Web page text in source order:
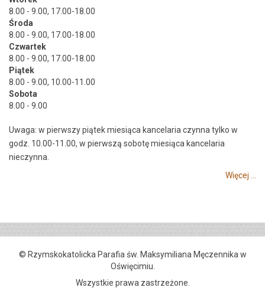
8.00 - 9.00, 17.00-18.00
Środa
8.00 - 9.00, 17.00-18.00
Czwartek
8.00 - 9.00, 17.00-18.00
Piątek
8.00 - 9.00, 10.00-11.00
Sobota
8.00 - 9.00
Uwaga: w pierwszy piątek miesiąca kancelaria czynna tylko w
godz. 10.00-11.00, w pierwszą sobotę miesiąca kancelaria
nieczynna.
Więcej ...
© Rzymskokatolicka Parafia św. Maksymiliana Męczennika w
Oświęcimiu.
Wszystkie prawa zastrzeżone.